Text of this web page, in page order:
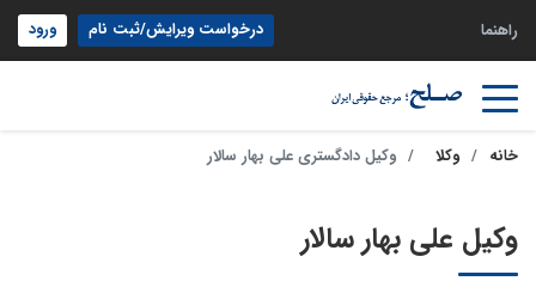
راهنما درخواست ویرایش/ثبت نام ورود
خانه وکلا وکیل دادگستری علی بهار سالار
وکیل علی بهار سالار